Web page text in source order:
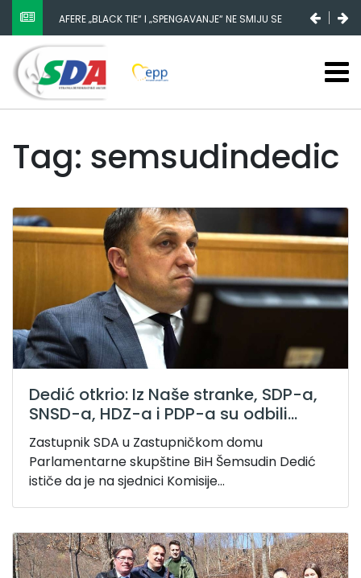
AFERE „BLACK TIE“ I „SPENGAVANJE“ NE SMIJU SE
ZATAŠKATI
Tag: semsudindedic
Dedić otkrio: Iz Naše stranke, SDP-a,
SNSD-a, HDZ-a i PDP-a su odbili...
Zastupnik SDA u Zastupničkom domu
Parlamentarne skupštine BiH Šemsudin Dedić
ističe da je na sjednici Komisije...